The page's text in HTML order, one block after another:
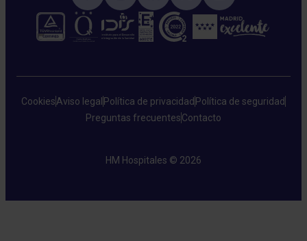
CookiesAviso legal Política de privacidad Política de seguridad
Preguntas frecuentesContacto
HM Hospitales © 2026